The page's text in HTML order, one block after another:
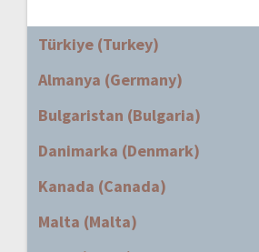
Türkiye (Turkey)
Almanya (Germany)
Bulgaristan (Bulgaria)
Danimarka (Denmark)
Kanada (Canada)
Malta (Malta)